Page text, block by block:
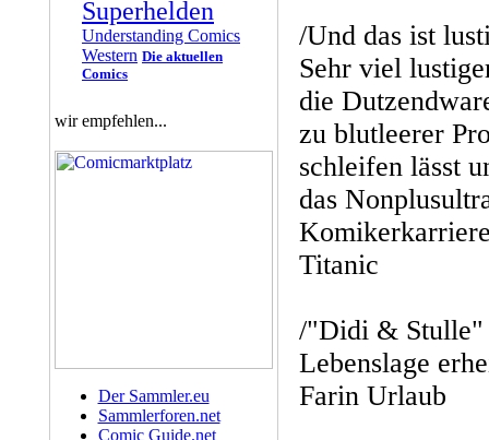
Superhelden
Understanding Comics
Western Die aktuellen
Comics
wir empfehlen...
Der Sammler.eu
Sammlerforen.net
Comic Guide.net
/Und das ist
Sehr viel
die
zu blutleerer
schleifen lässt
das
Titanic
/"Didi & Stulle"
Lebenslage
Farin Urlaub